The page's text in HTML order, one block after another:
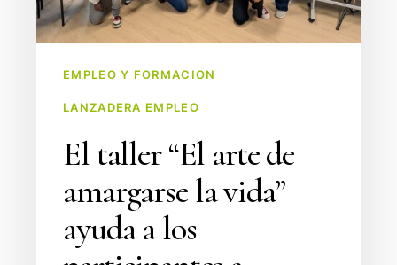
ayuda
a
participantes
emociones
limitantes
EMPLEO Y FORMACION
LANZADERA EMPLEO
El taller “El arte de
amargarse la vida”
ayuda a los